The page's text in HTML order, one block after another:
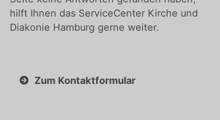
hilft Ihnen das ServiceCenter Kirche und
Diakonie Hamburg gerne weiter.
Zum Kontaktformular